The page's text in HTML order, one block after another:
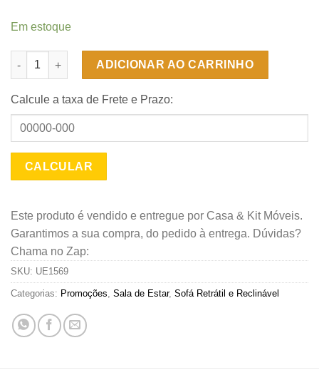
Em estoque
Sofá Retrátil e Reclinável 3 Lugares Monaco 2,10 - Grafite
ADICIONAR AO CARRINHO
Calcule a taxa de Frete e Prazo:
Este produto é vendido e entregue por Casa & Kit Móveis.
Garantimos a sua compra, do pedido à entrega. Dúvidas?
Chama no Zap:
SKU: UE1569
Categorias: Promoções Sala de Estar, Sofá Retrátil e Reclinável